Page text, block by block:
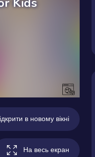
в новому вікні
На весь екран